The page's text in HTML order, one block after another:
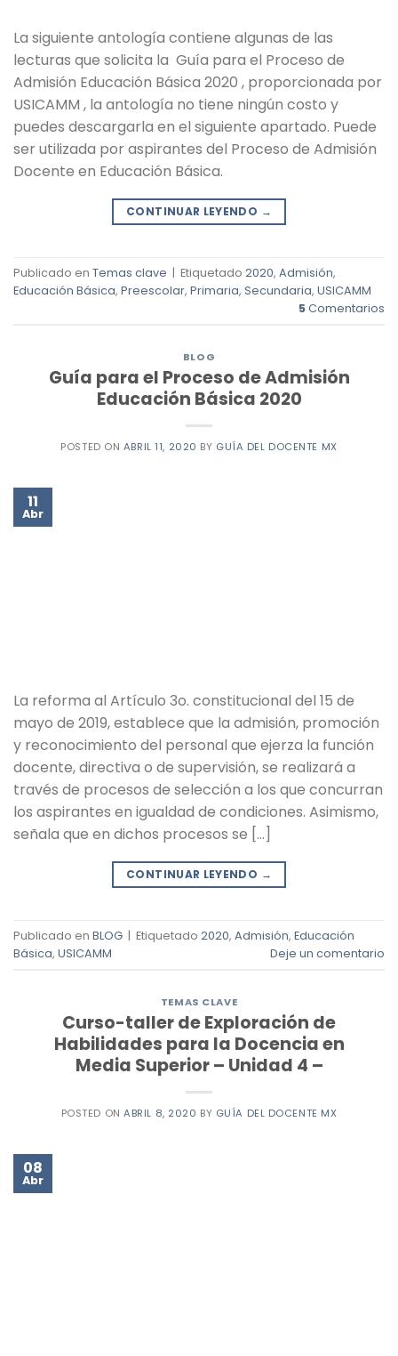
La siguiente antología contiene algunas de las
lecturas que solicita la Guía para el Proceso de
Admisión Educación Básica 2020 , proporcionada por
USICAMM , la antología no tiene ningún costo y
puedes descargarla en el siguiente apartado. Puede
ser utilizada por aspirantes del Proceso de Admisión
Docente en Educación Básica.
CONTINUAR LEYENDO →
Publicado en Temas clave | Etiquetado 2020, Admisión,
Educación Básica, Preescolar, Primaria, Secundaria, USICAMM
5Comentarios
BLOG
Guía para el Proceso de Admisión
Educación Básica 2020
POSTED ON ABRIL 11, 2020 BY GUÍA DEL DOCENTE MX
11
Abr
La reforma al Artículo 3o. constitucional del 15 de
mayo de 2019, establece que la admisión, promoción
y reconocimiento del personal que ejerza la función
docente, directiva o de supervisión, se realizará a
través de procesos de selección a los que concurran
los aspirantes en igualdad de condiciones. Asimismo,
señala que en dichos procesos se […]
CONTINUAR LEYENDO →
Publicado en BLOG | Etiquetado 2020, Admisión, Educación
Básica, USICAMM Deje un comentario
TEMAS CLAVE
Curso-taller de Exploración de
Habilidades para la Docencia en
Media Superior – Unidad 4 –
POSTED ONABRIL 8, 2020 BY GUÍA DEL DOCENTE MX
08
Abr